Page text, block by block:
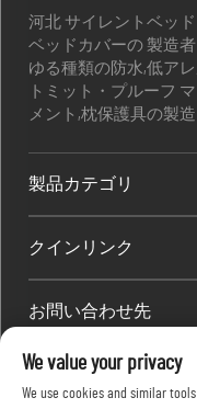
河北 サイレントベッ
ベッドカバーの 製造
ゆる種類の防水,低ア
トミット・プルーフ
メント,枕保護具の製
製品カテゴリ
クインリンク
お問い合わせ先
Office add : 部屋1910 ブ
北安?? 中国
メールアドレス：
We value your privacy
We use cookies and similar